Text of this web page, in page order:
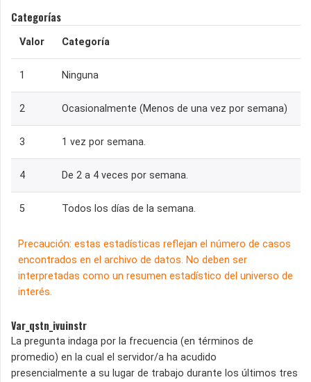
Categorías
Valor Categoría
1 Ninguna
2 Ocasionalmente (Menos de una vez por semana)
3 1 vez por semana.
4 De 2 a 4 veces por semana.
5 Todos los días de la semana.
Precaución: estas estadísticas reflejan el número de casos
encontrados en el archivo de datos. No deben ser
interpretadas como un resumen estadístico del universo de
interés.
Var_qstn_ivuinstr
La pregunta indaga por la frecuencia (en términos de
promedio) en la cual el servidor/a ha acudido
presencialmente a su lugar de trabajo durante los últimos tres